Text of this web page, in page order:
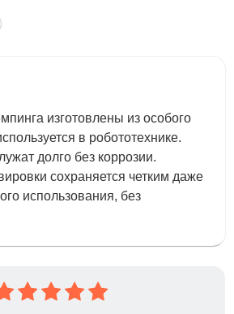
изготовлены из особого
в робототехнике.
долго без коррозии.
сохраняется четким даже
использования, без